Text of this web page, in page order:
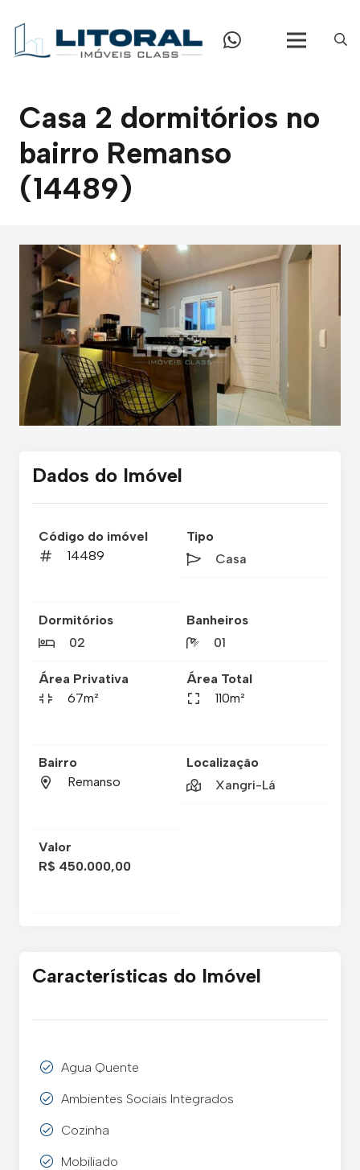
Casa 2 dormitórios no
bairro Remanso
(14489)
Dados do Imóvel
Código do imóvel
14489
Tipo
Casa
Dormitórios
02
Banheiros
01
Área Privativa
67m²
Área Total
110m²
Bairro
Remanso
Localização
Xangri-Lá
Valor
R$ 450.000,00
Características do Imóvel
Agua Quente
Ambientes Sociais Integrados
Cozinha
Mobiliado